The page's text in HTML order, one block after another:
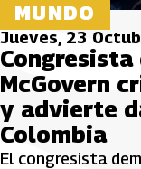
MUNDO
Jueves, 23
McGovern
y advierte
Colombia
El congresista